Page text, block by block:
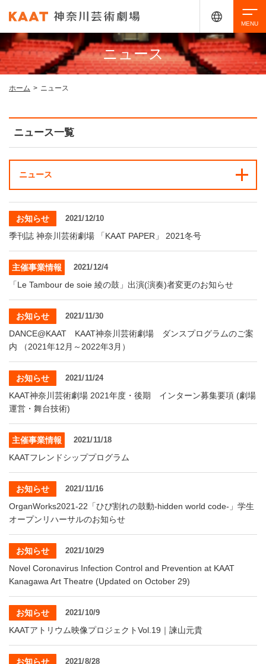
・ イベントカレンダー
・ 館内サービス・アクセシビリティ
・ フロアマップ
・ 交通案内
・ よくある質問
施設を借りる
KAATについて
・ ミッション
・ 施設概要
・ フロアマップ
・ レストラン/カフェ
KAAT 神奈川芸術劇場
SNS
検索
ニュース
ホーム > ニュース
ニュース一覧
ニュース
お知らせ 2021/12/10
季刊誌 神奈川芸術劇場 「KAAT PAPER」 2021冬号
主催事業情報 2021/12/4
「Le Tambour de soie 綾の鼓」出演(演奏)者変更のお知らせ
お知らせ 2021/11/30
DANCE@KAAT KAAT神奈川芸術劇場 ダンスプログラムのご案
内 （2021年12月～2022年3月）
お知らせ 2021/11/24
KAAT神奈川芸術劇場 2021年度・後期 インターン募集要項 (劇場
運営・舞台技術)
主催事業情報 2021/11/18
KAATフレンドシッププログラム
お知らせ 2021/11/16
OrganWorks2021-22「ひび割れの鼓動‐hidden world code‐」学生
オープンリハーサルのお知らせ
お知らせ 2021/10/29
Novel Coronavirus Infection Control and Prevention at KAAT
Kanagawa Art Theatre (Updated on October 29)
お知らせ 2021/10/9
KAATアトリウム映像プロジェクトVol.19｜諫山元貴
お知らせ 2021/8/28